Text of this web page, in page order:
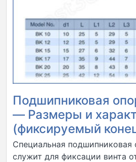
Подшипниковая
— Размеры и
(фиксируемый
Специальная
служит для фиксации винта